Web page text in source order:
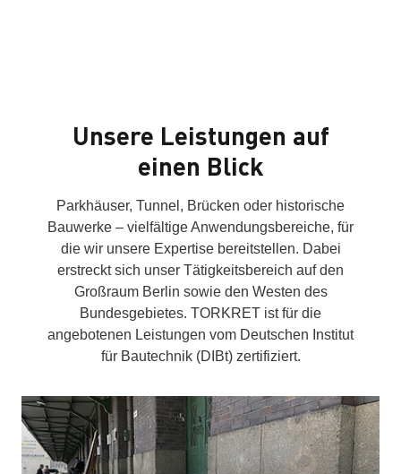
Unsere Leistungen auf
einen Blick
Parkhäuser, Tunnel, Brücken oder historische
Bauwerke – vielfältige Anwendungsbereiche, für
die wir unsere Expertise bereitstellen. Dabei
erstreckt sich unser Tätigkeitsbereich auf den
Großraum Berlin sowie den Westen des
Bundesgebietes. TORKRET ist für die
angebotenen Leistungen vom Deutschen Institut
für Bautechnik (DIBt) zertifiziert.